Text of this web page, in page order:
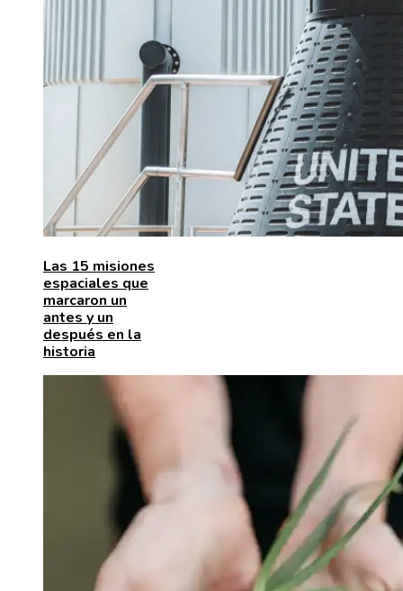
Las 15 misiones
espaciales que
marcaron un
antes y un
después en la
historia